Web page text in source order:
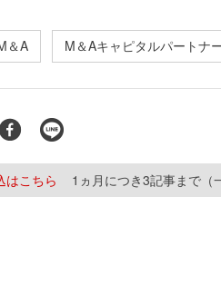
＆A M＆Aキャピタルパートナ
はこちら 1ヵ月につき3記事まで（